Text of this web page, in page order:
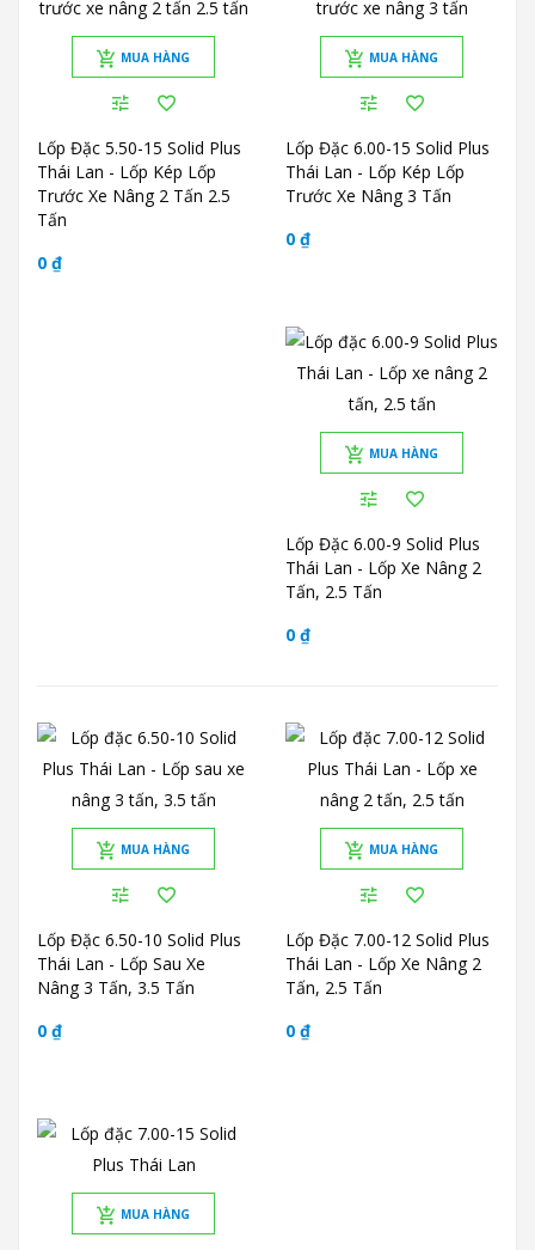
MUA HÀNG
Lốp Đặc 5.50-15 Solid Plus
Thái Lan - Lốp Kép Lốp
Trước Xe Nâng 2 Tấn 2.5
Tấn
0 ₫
MUA HÀNG
Lốp Đặc 6.00-15 Solid Plus
Thái Lan - Lốp Kép Lốp
Trước Xe Nâng 3 Tấn
0 ₫
MUA HÀNG
Lốp Đặc 6.00-9 Solid Plus
Thái Lan - Lốp Xe Nâng 2
Tấn, 2.5 Tấn
0 ₫
MUA HÀNG
Lốp Đặc 6.50-10 Solid Plus
Thái Lan - Lốp Sau Xe
Nâng 3 Tấn, 3.5 Tấn
0 ₫
MUA HÀNG
Lốp Đặc 7.00-12 Solid Plus
Thái Lan - Lốp Xe Nâng 2
Tấn, 2.5 Tấn
0 ₫
MUA HÀNG